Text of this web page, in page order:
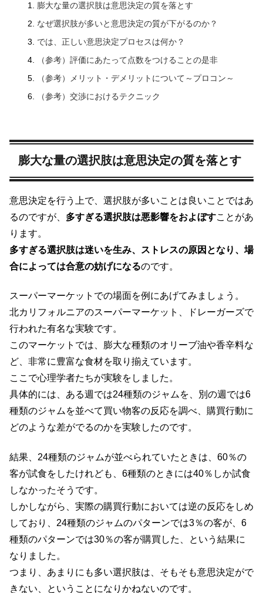
膨大な量の選択肢は意思決定の質を落とす
なぜ選択肢が多いと意思決定の質が下がるのか？
では、正しい意思決定プロセスは何か？
（参考）評価にあたって点数をつけることの是非
（参考）メリット・デメリットについて～プロコン～
（参考）交渉におけるテクニック
膨大な量の選択肢は意思決定の質を落とす
意思決定を行う上で、選択肢が多いことは良いことではあ
るのですが、 多すぎる選択肢は悪影響をおよぼすことがあ
ります。
多すぎる選択肢は迷いを生み、ストレスの原因となり、場
合によっては合意の妨げになるのです。
スーパーマーケットでの場面を例にあげてみましょう。
北カリフォルニアのスーパーマーケット、ドレーガーズで
行われた有名な実験です。
このマーケットでは、膨大な種類のオリーブ油や香辛料な
ど、非常に豊富な食材を取り揃えています。
ここで心理学者たちが実験をしました。
具体的には、ある週では24種類のジャムを、別の週では6
種類のジャムを並べて買い物客の反応を調べ、購買行動に
どのような差がでるのかを実験したのです。
結果、24種類のジャムが並べられていたときは、60％の
客が試食をしたけれども、6種類のときには40％しか試食
しなかったそうです。
しかしながら、実際の購買行動においては逆の反応をしめ
しており、24種類のジャムのパターンでは3％の客が、6
種類のパターンでは30％の客が購買した、という結果に
なりました。
つまり、あまりにも多い選択肢は、そもそも意思決定がで
きない、ということになりかねないのです。